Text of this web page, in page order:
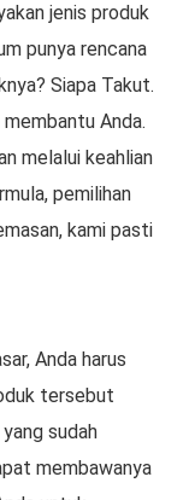
jenis produk
punya rencana
Siapa Takut.
Anda.
melalui keahlian
pemilihan
kami pasti
Anda harus
tersebut
sudah
membawanya